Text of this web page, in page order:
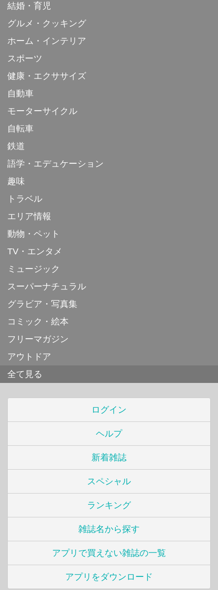
結婚・育児
グルメ・クッキング
ホーム・インテリア
スポーツ
健康・エクササイズ
自動車
モーターサイクル
自転車
鉄道
語学・エデュケーション
趣味
トラベル
エリア情報
動物・ペット
TV・エンタメ
ミュージック
スーパーナチュラル
グラビア・写真集
コミック・絵本
フリーマガジン
アウトドア
全て見る
ログイン
ヘルプ
新着雑誌
スペシャル
ランキング
雑誌名から探す
アプリで買えない雑誌の一覧
アプリをダウンロード